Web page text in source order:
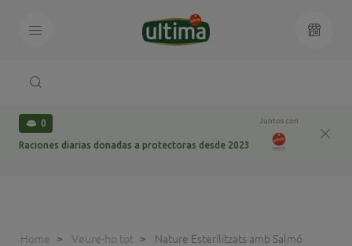
0
Raciones diarias donadas a protectoras desde 2023
Juntos con
Home Veure-ho tot Nature Esterilitzats amb Salmó